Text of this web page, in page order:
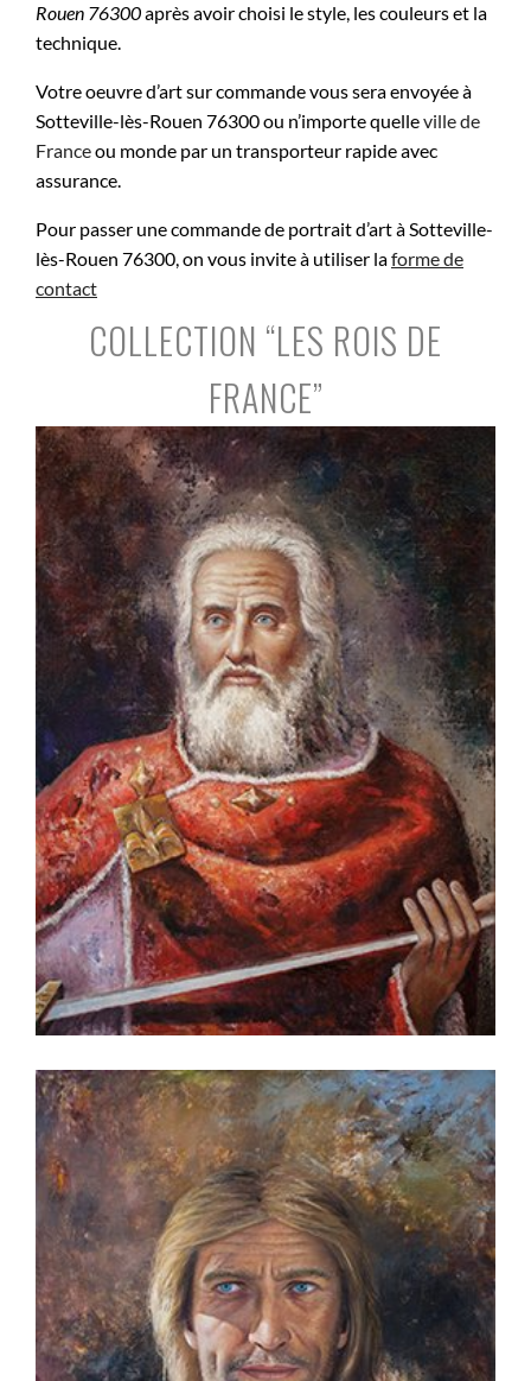
Rouen 76300après avoir choisi le style, les couleurs et la
technique.
Votre oeuvre d’art sur commande vous sera envoyée à
Sotteville-lès-Rouen 76300 ou n’importe quelleville de
Franceou monde par un transporteur rapide avec
assurance.
Pour passer une commande de portrait d’art à Sotteville-
lès-Rouen 76300, on vous invite à utiliser laforme de
contact
COLLECTION “LES ROIS DE
FRANCE”